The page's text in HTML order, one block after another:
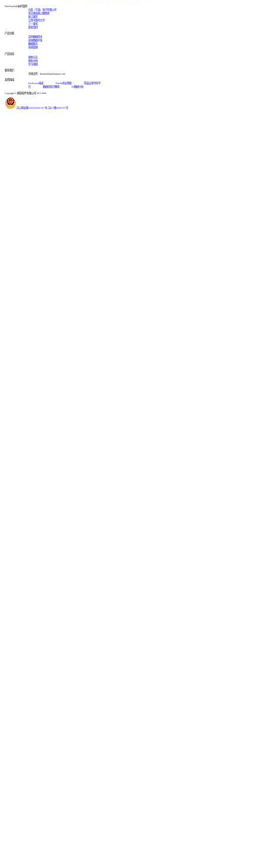
FineDataLink标杆案例
台晶（宁波）电子有限公司
某交通高速公路集团
浙江国贸
江西中医药大学
三一重机
更多案例
产品功能
实时数据同步
高效数据开发
数据服务
系统管理
产品动态
更新日志
帮助文档
学习视频
联系我们
市场合作：finedatalink@fanruan.com
友情链接
FineReport报表
FineBI商业智能
简道云零代码平
台
数据库知识教程 BI数据分析
Copyright © 帆软软件有限公司 2015-2026
苏公网安备32020502001567号 苏ICP备18065767号